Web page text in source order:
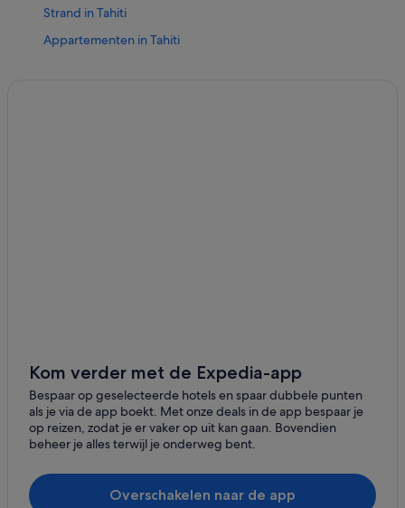
Strand in Tahiti
Appartementen in Tahiti
Kom verder met de Expedia-app
Bespaar op geselecteerde hotels en spaar dubbele punten
als je via de app boekt. Met onze deals in de app bespaar je
op reizen, zodat je er vaker op uit kan gaan. Bovendien
beheer je alles terwijl je onderweg bent.
Overschakelen naar de app